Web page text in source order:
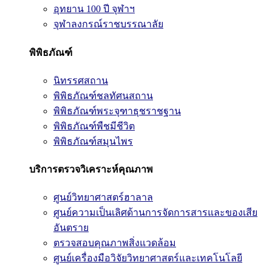
อุทยาน 100 ปี จุฬาฯ
จุฬาลงกรณ์ราชบรรณาลัย
พิพิธภัณฑ์
นิทรรศสถาน
พิพิธภัณฑ์ชลทัศนสถาน
พิพิธภัณฑ์พระจุฑาธุชราชฐาน
พิพิธภัณฑ์พืชมีชีวิต
พิพิธภัณฑ์สมุนไพร
บริการตรวจวิเคราะห์คุณภาพ
ศูนย์วิทยาศาสตร์ฮาลาล
ศูนย์ความเป็นเลิศด้านการจัดการสารและของเสีย
อันตราย
ตรวจสอบคุณภาพสิ่งแวดล้อม
ศูนย์เครื่องมือวิจัยวิทยาศาสตร์และเทคโนโลยี